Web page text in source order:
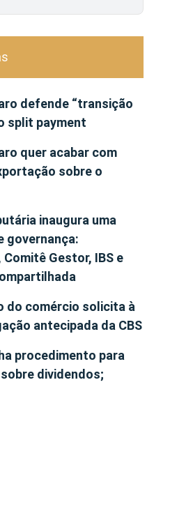
defende “transição
split payment
quer acabar com
sobre o
inaugura uma
governança:
Gestor, IBS e
do comércio solicita à
antecipada da CBS
procedimento para
dividendos;